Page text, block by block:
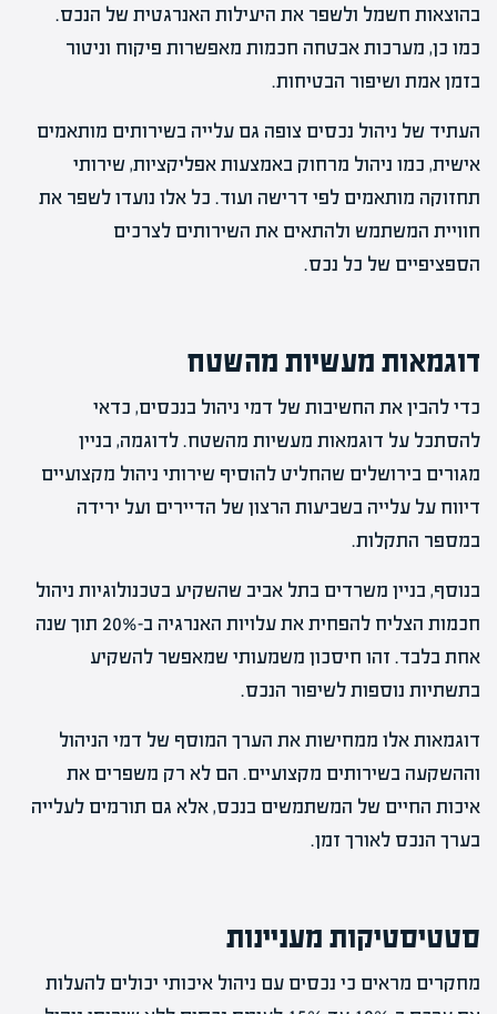
בהוצאות חשמל ולשפר את היעילות האנרגטית של הנכס.
כמו כן, מערכות אבטחה חכמות מאפשרות פיקוח וניטור
בזמן אמת ושיפור הבטיחות.
העתיד של ניהול נכסים צופה גם עלייה בשירותים מותאמים
אישית, כמו ניהול מרחוק באמצעות אפליקציות, שירותי
תחזוקה מותאמים לפי דרישה ועוד. כל אלו נועדו לשפר את
חוויית המשתמש ולהתאים את השירותים לצרכים
הספציפיים של כל נכס.
דוגמאות מעשיות מהשטח
כדי להבין את החשיבות של דמי ניהול בנכסים, כדאי
להסתכל על דוגמאות מעשיות מהשטח. לדוגמה, בניין
מגורים בירושלים שהחליט להוסיף שירותי ניהול מקצועיים
דיווח על עלייה בשביעות הרצון של הדיירים ועל ירידה
במספר התקלות.
בנוסף, בניין משרדים בתל אביב שהשקיע בטכנולוגיות ניהול
חכמות הצליח להפחית את עלויות האנרגיה ב-20% תוך שנה
אחת בלבד. זהו חיסכון משמעותי שמאפשר להשקיע
בתשתיות נוספות לשיפור הנכס.
דוגמאות אלו ממחישות את הערך המוסף של דמי הניהול
וההשקעה בשירותים מקצועיים. הם לא רק משפרים את
איכות החיים של המשתמשים בנכס, אלא גם תורמים לעלייה
בערך הנכס לאורך זמן.
סטטיסטיקות מעניינות
מחקרים מראים כי נכסים עם ניהול איכותי יכולים להעלות